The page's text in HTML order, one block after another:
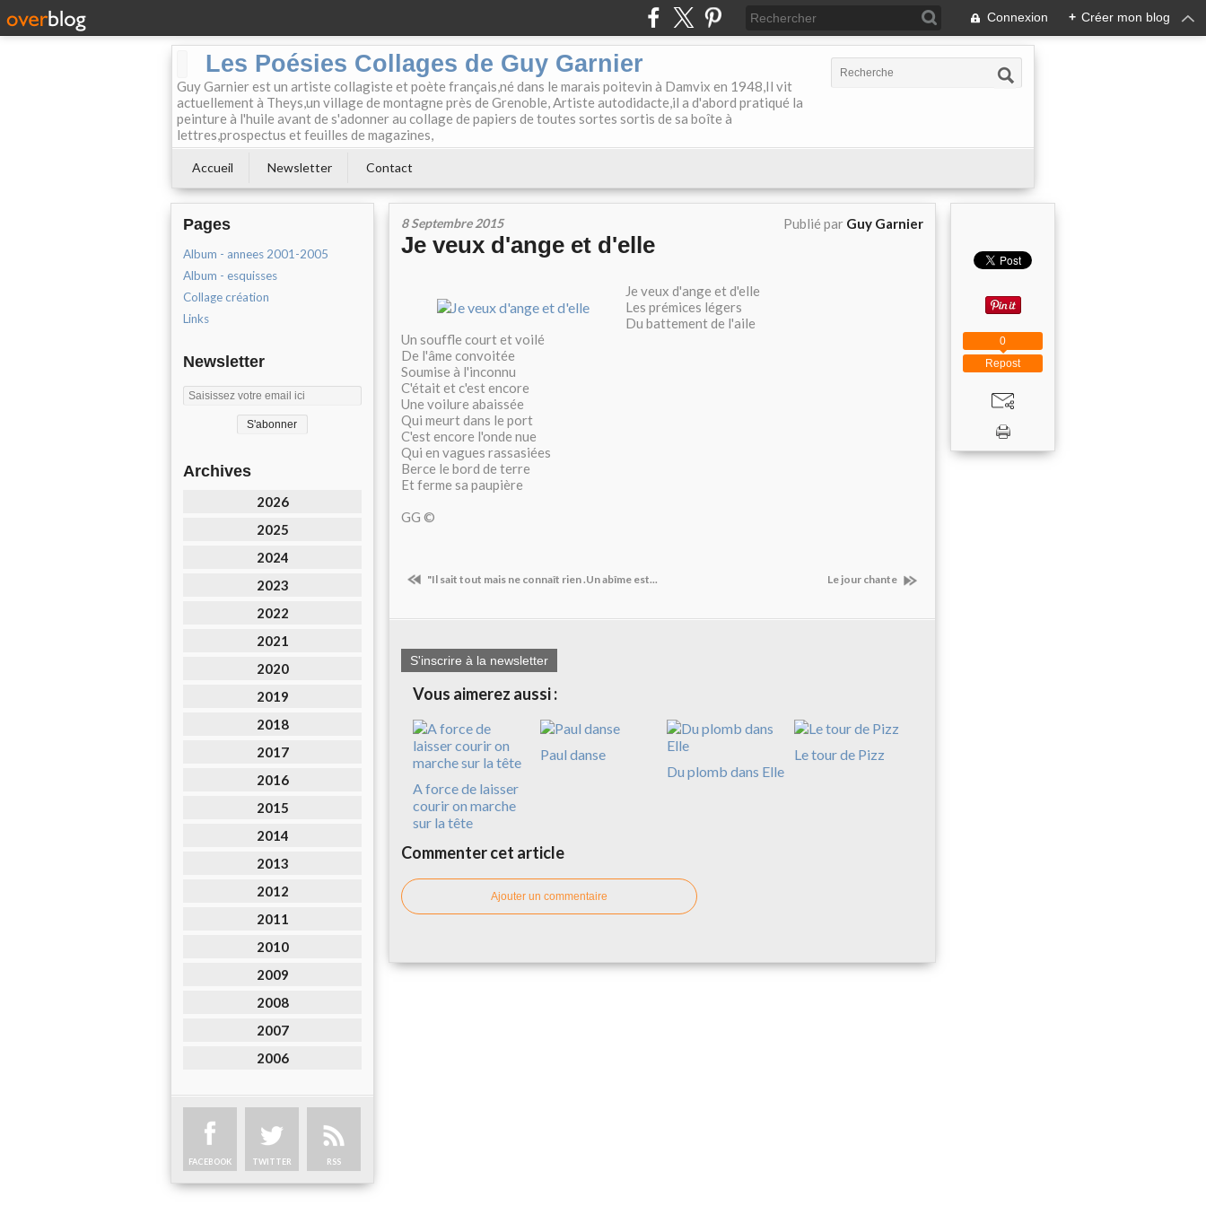
Connexion + Créer mon blog
Les Poésies Collages de Guy Garnier
Guy Garnier est un artiste collagiste et poète français,né dans le marais poitevin à Damvix en 1948,Il vit
actuellement à Theys,un village de montagne près de Grenoble, Artiste autodidacte,il a d'abord pratiqué la
peinture à l'huile avant de s'adonner au collage de papiers de toutes sortes sortis de sa boîte à
lettres,prospectus et feuilles de magazines,
Accueil Newsletter Contact
Pages
Album - annees 2001-2005
Album - esquisses
Collage création
Links
Newsletter
Archives
2026
2025
2024
2023
2022
2021
2020
2019
2018
2017
2016
2015
2014
2013
2012
2011
2010
2009
2008
2007
2006
FACEBOOK TWITTER RSS
8 Septembre 2015 Publié par Guy Garnier
Je veux d'ange et d'elle
Je veux d'ange et d'elle
Les prémices légers
Du battement de l'aile
Un souffle court et voilé
De l'âme convoitée
Soumise à l'inconnu
C'était et c'est encore
Une voilure abaissée
Qui meurt dans le port
C'est encore l'onde nue
Qui en vagues rassasiées
Berce le bord de terre
Et ferme sa paupière
GG ©
"Il sait tout mais ne connaît rien .Un abîme est... Le jour chante
S'inscrire à la newsletter
Vous aimerez aussi :
A force de laisser
courir on marche
sur la tête
Paul danse
Du plomb dans Elle
Le tour de Pizz
Commenter cet article
Ajouter un commentaire
Repost
0